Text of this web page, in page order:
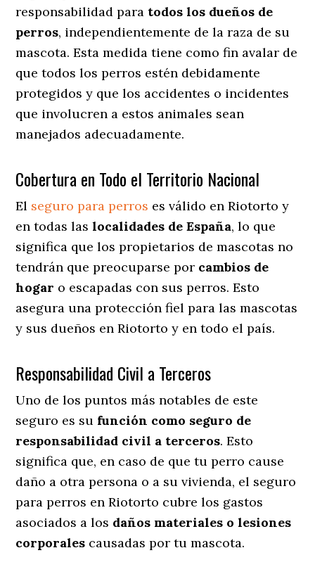
responsabilidad para todos los dueños de
perros, independientemente de la raza de su
mascota. Esta medida tiene como fin avalar de
que todos los perros estén debidamente
protegidos y que los accidentes o incidentes
que involucren a estos animales sean
manejados adecuadamente.
Cobertura en Todo el Territorio Nacional
El seguro para perros es válido en Riotorto y
en todas laslocalidades de España, lo que
significa que los propietarios de mascotas no
tendrán que preocuparse por cambios de
hogar o escapadas con sus perros. Esto
asegura una protección fiel para las mascotas
y sus dueños en Riotorto y en todo el país.
Responsabilidad Civil a Terceros
Uno de los puntos más notables de este
seguro es su función como seguro de
responsabilidad civil a terceros. Esto
significa que, en caso de que tu perro cause
daño a otra persona o a su vivienda, el seguro
para perros en Riotorto cubre los gastos
asociados a los daños materiales o lesiones
corporales causadas por tu mascota.